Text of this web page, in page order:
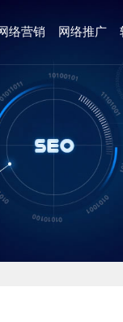
络营销 网络推广